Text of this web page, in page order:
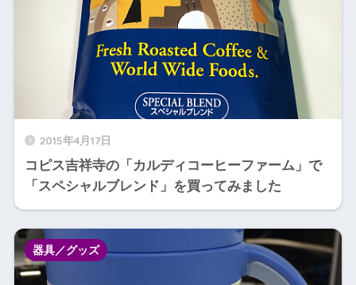
2015年4月17日
コピス吉祥寺の「カルディコーヒーファーム」で
「スペシャルブレンド」を買ってみました
器具／グッズ